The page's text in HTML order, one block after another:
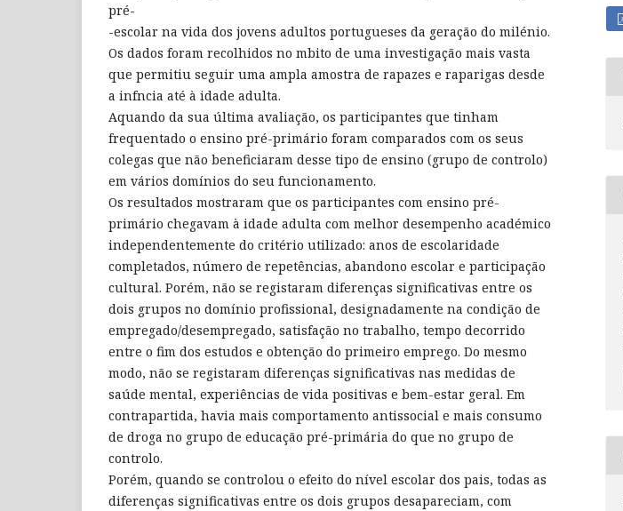
pré-
-escolar na vida dos jovens adultos portugueses da geração do milénio.
Os dados foram recolhidos no mbito de uma investigação mais vasta
que permitiu seguir uma ampla amostra de rapazes e raparigas desde
a infncia até à idade adulta.
Aquando da sua última avaliação, os participantes que tinham
frequentado o ensino pré-primário foram comparados com os seus
colegas que não beneficiaram desse tipo de ensino (grupo de controlo)
em vários domínios do seu funcionamento.
Os resultados mostraram que os participantes com ensino pré-
primário chegavam à idade adulta com melhor desempenho académico
independentemente do critério utilizado: anos de escolaridade
completados, número de repetências, abandono escolar e participação
cultural. Porém, não se registaram diferenças significativas entre os
dois grupos no domínio profissional, designadamente na condição de
empregado/desempregado, satisfação no trabalho, tempo decorrido
entre o fim dos estudos e obtenção do primeiro emprego. Do mesmo
modo, não se registaram diferenças significativas nas medidas de
saúde mental, experiências de vida positivas e bem-estar geral. Em
contrapartida, havia mais comportamento antissocial e mais consumo
de droga no grupo de educação pré-primária do que no grupo de
controlo.
Porém, quando se controlou o efeito do nível escolar dos pais, todas as
diferenças significativas entre os dois grupos desapareciam, com